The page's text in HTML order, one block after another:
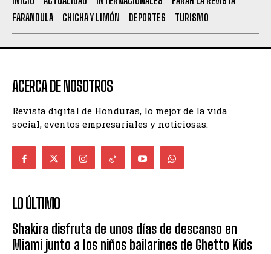
FARANDULA
CHICHA Y LIMÓN DEPORTES TURISMO
ACERCA DE NOSOTROS
Revista digital de Honduras, lo mejor de la vida
social, eventos empresariales y noticiosas.
LO ÚLTIMO
Shakira disfruta de unos días de descanso en
Miami junto a los niños bailarines de Ghetto Kids